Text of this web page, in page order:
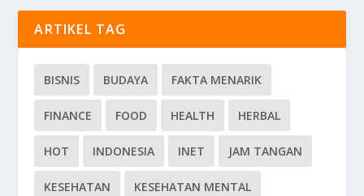
ARTIKEL TAG
BISNIS BUDAYA FAKTA MENARIK
FINANCE FOOD HEALTH HERBAL
HOT INDONESIA INET JAM TANGAN
KESEHATAN KESEHATAN MENTAL